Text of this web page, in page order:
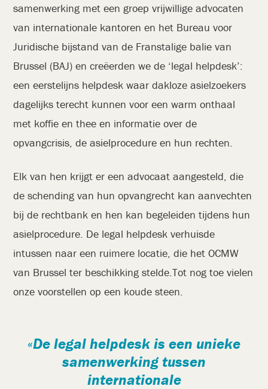
samenwerking met een groep vrijwillige advocaten
van internationale kantoren en het Bureau voor
Juridische bijstand van de Franstalige balie van
Brussel (BAJ) en creëerden we de ‘legal helpdesk’:
een eerstelijns helpdesk waar dakloze asielzoekers
dagelijks terecht kunnen voor een warm onthaal
met koffie en thee en informatie over de
opvangcrisis, de asielprocedure en hun rechten.
Elk van hen krijgt er een advocaat aangesteld, die
de schending van hun opvangrecht kan aanvechten
bij de rechtbank en hen kan begeleiden tijdens hun
asielprocedure. De legal helpdesk verhuisde
intussen naar een ruimere locatie, die het OCMW
van Brussel ter beschikking stelde.Tot nog toe vielen
onze voorstellen op een koude steen.
De legal helpdesk is een unieke
samenwerking tussen
internationale